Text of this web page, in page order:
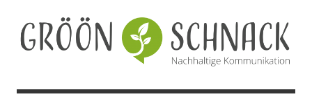
Inhalt
springen
Gröön